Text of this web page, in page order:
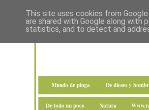
Mundo de pinga De dioses y
De todo un poco Natura
This site uses cookies from
are shared with Google along with
statistics, and to detect and